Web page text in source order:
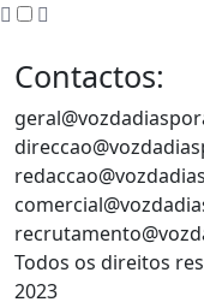
Contactos:
Todos os direitos
2023